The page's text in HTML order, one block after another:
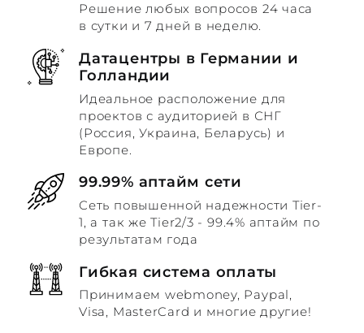
Решение любых вопросов 24 часа
в сутки и 7 дней в неделю.
Датацентры в Германии и
Голландии
Идеальное расположение для
проектов с аудиторией в СНГ
(Россия, Украина, Беларусь) и
Европе.
99.99% аптайм сети
Сеть повышенной надежности Tier-
1, а так же Tier2/3 - 99.4% аптайм по
результатам года
Гибкая система оплаты
Принимаем webmoney, Paypal,
Visa, MasterCard и многие другие!